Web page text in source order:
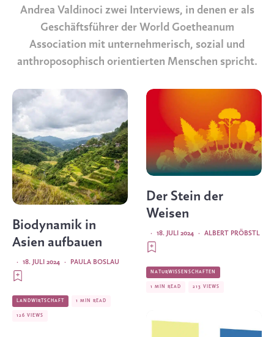
Andrea Valdinoci zwei Interviews, in denen er als
Geschäftsführer der World Goetheanum
Association mit unternehmerisch, sozial und
anthroposophisch orientierten Menschen spricht.
Biodynamik in
Asien aufbauen
PAULA BOSLAU
·
18. JULI 2024
·
LANDWIRTSCHAFT 1 MIN READ
126 VIEWS
Der Stein der
Weisen
ALBERT PRÖBSTL
·
18. JULI 2024
·
NATURWISSENSCHAFTEN
1 MIN READ 213 VIEWS